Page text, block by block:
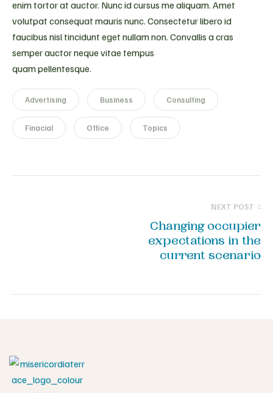
enim tortor at auctor. Nunc id cursus me aliquam. Amet
volutpat consequat mauris nunc. Consectetur libero id
faucibus nisl tincidunt eget nullam non. Convallis a cras
semper auctor neque vitae tempus
quam pellentesque.
Advertising Business Consulting
Finacial Office Topics
NEXT POST
Changing occupier
expectations in the
current scenario